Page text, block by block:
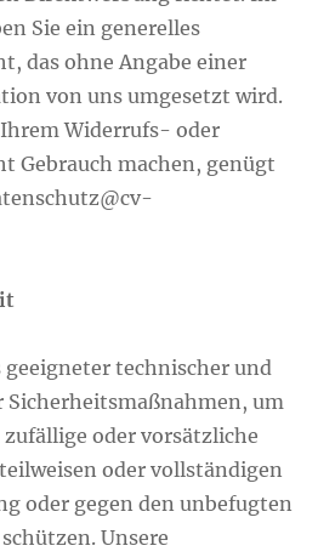
Sie ein generelles
das ohne Angabe einer
von uns umgesetzt wird.
Widerrufs- oder
Gebrauch machen, genügt
geeigneter technischer und
Sicherheitsmaßnahmen, um
oder vorsätzliche
oder vollständigen
oder gegen den unbefugten
Unsere